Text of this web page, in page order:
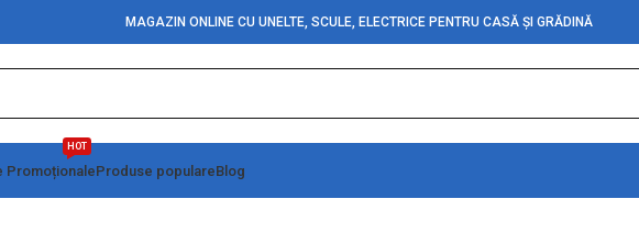
MAGAZIN ONLINE CU UNELTE, SCULE, ELECTRICE PENTRU CASĂ ȘI GRĂDINĂ
Promoționale
HOT
Produse populareBlog
mm